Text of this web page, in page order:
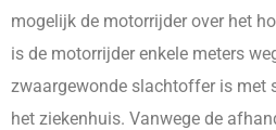
mogelijk de motorrijder over het
is de motorrijder enkele meters
zwaargewonde slachtoffer is met
het ziekenhuis. Vanwege de